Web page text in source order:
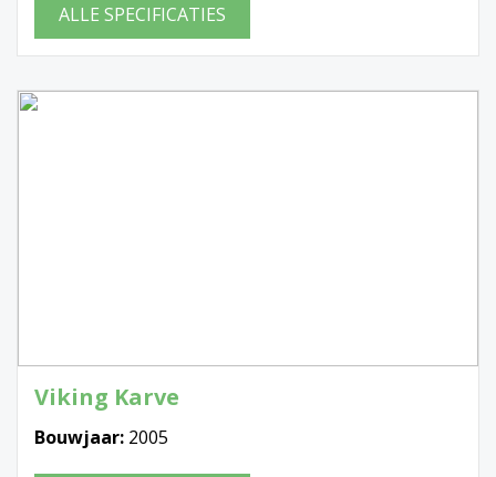
ALLE SPECIFICATIES
Viking Karve
Bouwjaar: 2005